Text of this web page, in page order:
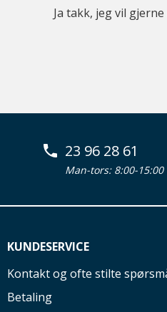
Ja takk, jeg vil
23 96 28 61
Man-tors: 8:00-
KUNDESERVICE
Kontakt og ofte stilte
Betaling